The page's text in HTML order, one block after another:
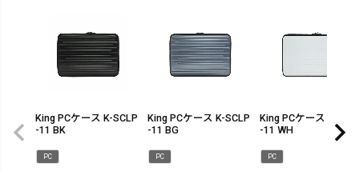
King PCケース K-SCLP
-11 BK
PC
King PCケース K-SCLP
-11 BG
PC
King PCケース K-
-11 WH
PC